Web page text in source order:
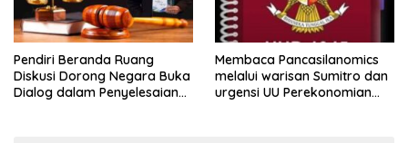
Pendiri Beranda Ruang
Diskusi Dorong Negara Buka
Dialog dalam Penyelesaian
Membaca Pancasilanomics
melalui warisan Sumitro dan
urgensi UU Perekonomian